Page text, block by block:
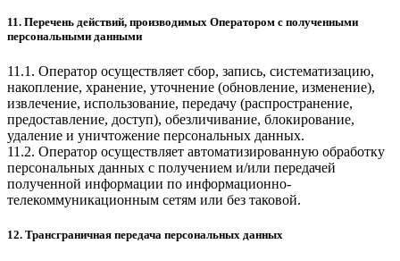
11. Перечень действий, производимых Оператором с полученными
персональными данными
11.1. Оператор осуществляет сбор, запись, систематизацию,
накопление, хранение, уточнение (обновление, изменение),
извлечение, использование, передачу (распространение,
предоставление, доступ), обезличивание, блокирование,
удаление и уничтожение персональных данных.
11.2. Оператор осуществляет автоматизированную обработку
персональных данных с получением и/или передачей
полученной информации по информационно-
телекоммуникационным сетям или без таковой.
12. Трансграничная передача персональных данных